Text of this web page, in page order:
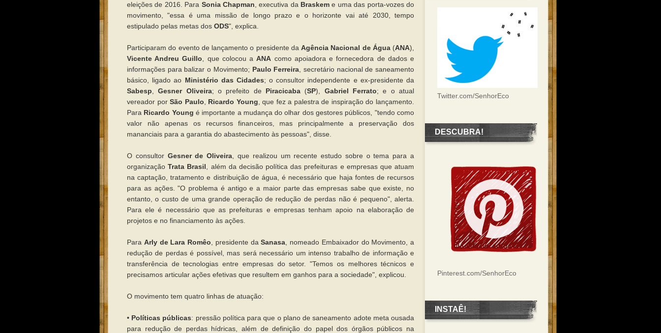
eleições de 2016. Para Sonia Chapman , executiva da Braskem e uma das porta-vozes do
movimento, "essa é uma missão de longo prazo e o horizonte vai até 2030, tempo
estipulado pelas metas dos ODS", explica.
Participaram do evento de lançamento o presidente da Agência Nacional de Água(ANA),
Vicente Andreu Guillo , que colocou aANA como apoiadora e fornecedora de dados e
informações para balizar o Movimento; Paulo Ferreira , secretário nacional de saneamento
básico, ligado ao Ministério das Cidades; o consultor independente e ex-presidente da
Sabesp ,Gesner Oliveira; o prefeito de Piracicaba (SP), Gabriel Ferrato; e o atual
vereador porSão Paulo Ricardo Young , que fez a palestra de inspiração do lançamento.
Para Ricardo Young é importante a mudança do olhar dos gestores públicos, "tendo como
valor não apenas os recursos financeiros, mas principalmente a preservação dos
mananciais para a garantia do abastecimento às pessoas", disse.
O consultor Gesner de Oliveira , que realizou um recente estudo sobre o tema para a
organizaçãoTrata Brasil , além da decisão política das prefeituras e empresas que atuam
na captação, tratamento e distribuição de água, é necessário que haja fontes de recursos
para as ações. "O problema é antigo e a maior parte das empresas sabe que existe, no
entanto, o custo de uma grande operação de redução de perdas não é pequeno", alerta.
Para ele é necessário que as prefeituras e empresas tenham apoio na elaboração de
projetos e no financiamento às ações.
Para Arly de Lara Romêo , presidente daSanasa , nomeado Embaixador do Movimento, a
redução de perdas é possível, mas será necessário um intenso trabalho de informação e
transferência de tecnologias entre empresas do setor. "Temos os melhores técnicos e
precisamos articular ações efetivas que resultem em ganhos para a sociedade", explicou.
O movimento tem quatro linhas de atuação:
• Políticas públicas: pressão política para que o plano de saneamento adote meta ousada
para redução de perdas hídricas, além de definição do papel dos órgãos públicos na
Twitter.com/SenhorEco
DESCUBRA!
Pinterest.com/SenhorEco
INSTAÊ!